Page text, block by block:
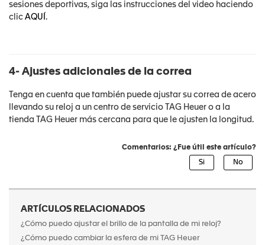
sesiones deportivas, siga las instrucciones del video haciendo
clic AQUÍ .
4- Ajustes adicionales de la correa
Tenga en cuenta que también puede ajustar su correa de acero
llevando su reloj a un centro de servicio TAG Heuer o a la
tienda TAG Heuer más cercana para que le ajusten la longitud.
Comentarios: ¿Fue útil este artículo?
ARTÍCULOS RELACIONADOS
¿Cómo puedo ajustar el brillo de la pantalla de mi reloj?
¿Cómo puedo cambiar la esfera de mi TAG Heuer